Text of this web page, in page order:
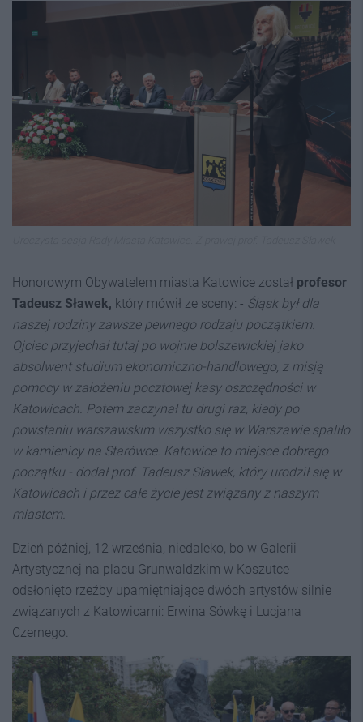
Honorowym Obywatelem miasta Katowice został profesor
Tadeusz Sławek, który mówił ze sceny: - Śląsk był dla
naszej rodziny zawsze pewnego rodzaju początkiem.
Ojciec przyjechał tutaj po wojnie bolszewickiej jako
absolwent studium ekonomiczno-handlowego, z misją
pomocy w założeniu pocztowej kasy oszczędności w
Katowicach. Potem zaczynał tu drugi raz, kiedy po
powstaniu warszawskim wszystko się w Warszawie spaliło
w kamienicy na Starówce. Katowice to miejsce dobrego
początku - dodał prof. Tadeusz Sławek, który urodził się w
Katowicach i przez całe życie jest związany z naszym
miastem.
Dzień później, 12 września, niedaleko, bo w Galerii
Artystycznej na placu Grunwaldzkim w Koszutce
odsłonięto rzeźby upamiętniające dwóch artystów silnie
związanych z Katowicami: Erwina Sówkę i Lucjana
Czernego.